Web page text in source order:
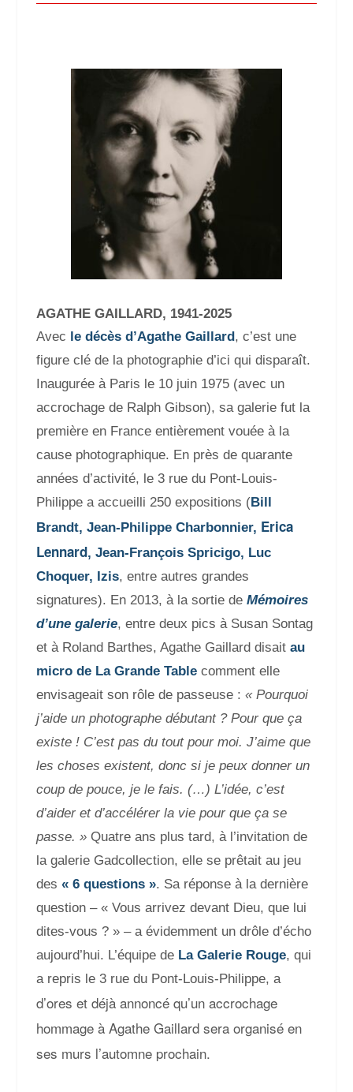
AGATHE GAILLARD, 1941-2025
Avec le décès d’Agathe Gaillard , c’est une
figure clé de la photographie d’ici qui disparaît.
Inaugurée à Paris le 10 juin 1975 (avec un
accrochage de Ralph Gibson), sa galerie fut la
première en France entièrement vouée à la
cause photographique. En près de quarante
années d’activité, le3 rue du Pont-Louis-
Philippe a accueilli 250 expositions (Bill
Brandt, Jean-Philippe Charbonnier, Erica
Lennard, Jean-François Spricigo, Luc
Choquer, Izis, entre autres grandes
signatures). En 2013, à la sortie de Mémoires
d’une galerie, entre deux pics à Susan Sontag
et à Roland Barthes, Agathe Gaillard disait au
micro de La Grande Table comment elle
envisageait son rôle de passeuse : « Pourquoi
j’aide un photographe débutant ? Pour que ça
existe ! C’est pas du tout pour moi. J’aime que
les choses existent, donc si je peux donner un
coup de pouce, je le fais. (…) L’idée, c’est
d’aider et d’accélérer la vie pour que ça se
passe. »Quatre ans plus tard, à l’invitation de
la galerie Gadcollection, elle se prêtait au jeu
des « 6 questions ». Sa réponse à la dernière
question – « Vous arrivez devant Dieu, que lui
dites-vous ? » – a évidemment un drôle d’écho
aujourd’hui. L’équipe de La Galerie Rouge, qui
a repris le 3 rue du Pont-Louis-Philippe, a
d’ores et déjà annoncé qu’un accrochage
hommage à Agathe Gaillard sera organisé en
ses murs l’automne prochain.